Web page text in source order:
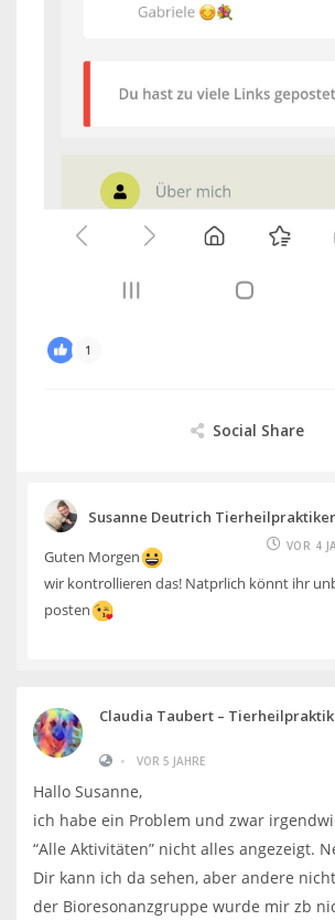
1
Social Share
Susanne Deutrich
VOR 4
Guten Morgen
wir kontrollieren das! Natprlich könnt ihr
posten
Claudia Taubert –
• VOR 5 JAHRE
Hallo Susanne,
ich habe ein Problem und zwar
“Alle Aktivitäten” nicht alles angezeigt.
Dir kann ich da sehen, aber andere
der Bioresonanzgruppe wurde mir zb